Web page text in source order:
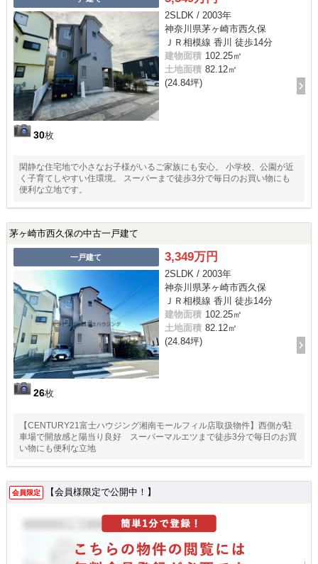
30枚
2SLDK / 2003年
神奈川県茅ヶ崎市西久保
ＪＲ相模線 香川 徒歩14分
建物面積 102.25㎡
土地面積 82.12㎡
(24.84坪)
閑静な住宅地で小さなお子様がいるご家族にも安心。 小学校、公園が近
く子育てしやすい住環境。 スーパーまで徒歩3分で毎日のお買い物にも
便利な立地です。
茅ヶ崎市西久保の中古一戸建て
一戸建て
26枚
3,349万円
2SLDK / 2003年
神奈川県茅ヶ崎市西久保
ＪＲ相模線 香川 徒歩14分
建物面積 102.25㎡
土地面積 82.12㎡
(24.84坪)
【CENTURY21富士ハウジング湘南モールフィル店取扱物件】西側が駐
車場で開放感と陽当り良好 スーパーマルエツまで徒歩3分で毎日のお買
い物にも便利な立地
会員限定 【会員様限定で公開中！】